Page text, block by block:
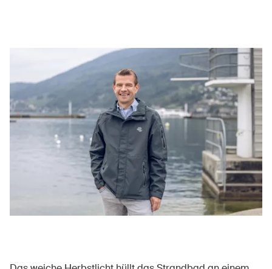
Sinus Plus
Kampagnen
Offene Stellen
Bestellen & herunterladen